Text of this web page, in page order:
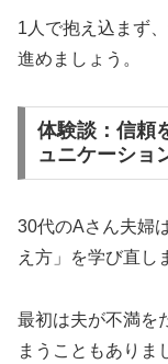
1人で抱え込まず
進めましょう。
体験談：信頼
ュニケーショ
30代のAさん夫婦
え方」を学び直し
最初は夫が不満を
まうこともありま